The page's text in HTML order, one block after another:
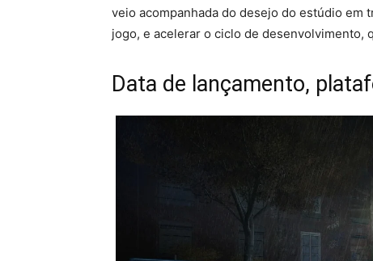
veio acompanhada do desejo do estúdio em
jogo, e acelerar o ciclo de desenvolvimento,
Data de lançamento,